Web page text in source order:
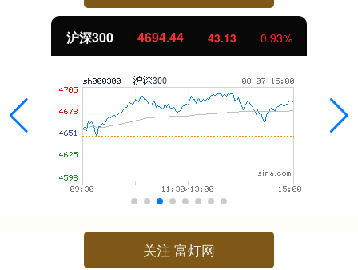
北证50 1134.24 11.37 1.01%
关注 富灯网